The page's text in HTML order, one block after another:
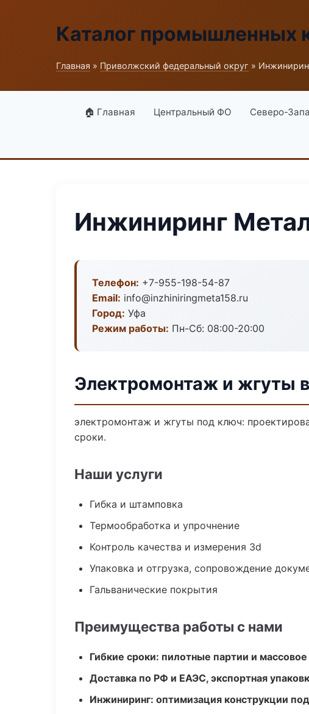
Каталог промышленных
Главная » Приволжский федеральный округ »
🏠 Главная Центральный ФО Северо-
Инжиниринг
Телефон: +7-955-198-54-87
Email: info@inzhiniringmeta158.ru
Город: Уфа
Режим работы: Пн-Сб: 08:00-20:00
Электромонтаж и жгуты
электромонтаж и жгуты под ключ:
сроки.
Наши услуги
Гибка и штамповка
Термообработка и упрочнение
Контроль качества и измерения 3d
Упаковка и отгрузка, сопровождение
Гальванические покрытия
Преимущества работы с нами
Гибкие сроки: пилотные партии и
Доставка по РФ и ЕАЭС, экспортная
Инжиниринг: оптимизация конструкции